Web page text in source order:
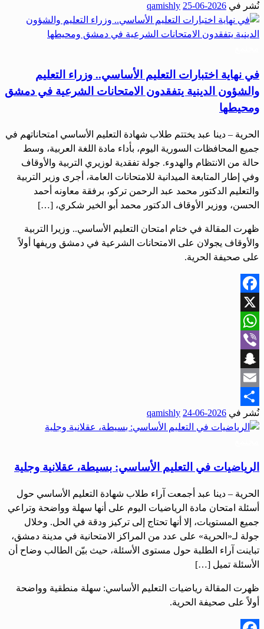
Share
نُشر في 2026-06-25
qamishly
في نهاية اختبارات التعليم الأساسي.. وزراء التعليم
والشؤون الدينية يتفقدون الامتحانات الشرعية في دمشق
ومحيطها
الحرية – دينا عبد يختتم طلاب شهادة التعليم الأساسي امتحاناتهم في
جميع المحافظات السورية اليوم، بأداء مادة اللغة العربية، وسط
حالة من الانتظام والهدوء. جولة تفقدية لوزيري التربية والأوقاف
وفي إطار المتابعة الميدانية للامتحانات العامة، أجرى وزير التربية
والتعليم الدكتور محمد عبد الرحمن تركو، برفقة معاونه أحمد
الحسن، ووزير الأوقاف الدكتور محمد أبو الخير شكري، […]
ظهرت المقالة في ختام امتحان التعليم الأساسي.. وزيرا التربية
والأوقاف يجولان على الامتحانات الشرعية في دمشق وريفها أولاً
على صحيفة الحرية.
Facebook
X
WhatsApp
Viber
Snapchat
Email
Share
نُشر في 2026-06-24
qamishly
الرياضيات في التعليم الأساسي: بسيطة، عقلانية وجلية
الحرية – دينا عبد أجمعت آراء طلاب شهادة التعليم الأساسي حول
أسئلة امتحان مادة الرياضيات اليوم على أنها سهلة وواضحة وتراعي
جميع المستويات، إلا أنها تحتاج إلى تركيز ودقة في الحل. وخلال
جولة لـ«الحرية» على عدد من المراكز الامتحانية في مدينة دمشق،
تباينت آراء الطلبة حول مستوى الأسئلة، حيث بيّن الطالب وضاح أن
الأسئلة تميل […]
ظهرت المقالة رياضيات التعليم الأساسي: سهلة منطقية وواضحة
أولاً على صحيفة الحرية.